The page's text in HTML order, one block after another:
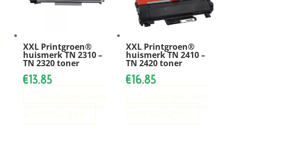
XXL Printgroen®
huismerk TN 2310 –
TN 2320 toner
€13.85
XXL Printgroen®
huismerk TN 2410 –
TN 2420 toner
€16.85